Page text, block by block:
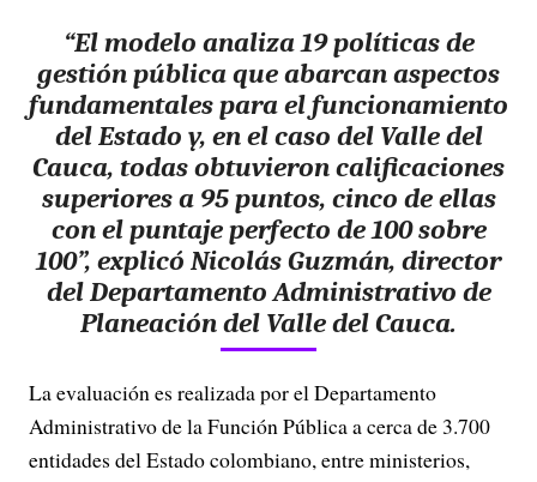
“El modelo analiza 19 políticas de
gestión pública que abarcan aspectos
fundamentales para el funcionamiento
del Estado y, en el caso del Valle del
Cauca, todas obtuvieron calificaciones
superiores a 95 puntos, cinco de ellas
con el puntaje perfecto de 100 sobre
100”, explicó Nicolás Guzmán, director
del Departamento Administrativo de
Planeación del Valle del Cauca.
La evaluación es realizada por el Departamento
Administrativo de la Función Pública a cerca de 3.700
entidades del Estado colombiano, entre ministerios,